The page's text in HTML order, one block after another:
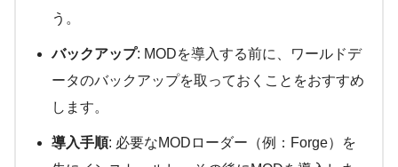
う。
バックアップ: MODを導入する前に、ワールドデ
ータのバックアップを取っておくことをおすすめ
します。
導入手順: 必要なMODローダー（例：Forge）を